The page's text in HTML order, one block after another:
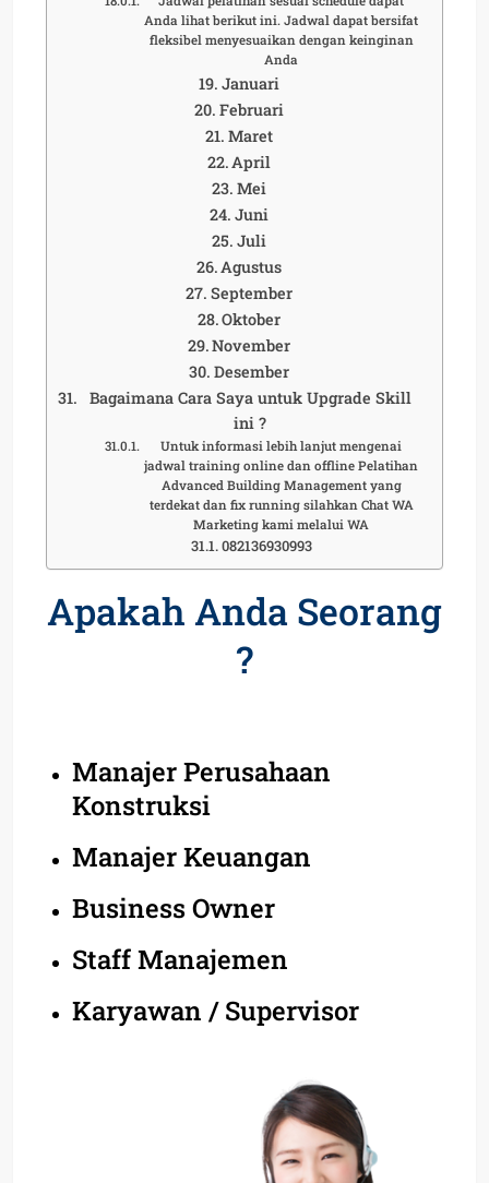
Anda lihat berikut ini. Jadwal dapat bersifat
fleksibel menyesuaikan dengan keinginan
Anda
Januari
Februari
Maret
April
Mei
Juni
Juli
Agustus
September
Oktober
November
Desember
Bagaimana Cara Saya untuk Upgrade Skill
ini ?
Untuk informasi lebih lanjut mengenai
jadwal training online dan offline Pelatihan
Advanced Building Management yang
terdekat dan fix running silahkan Chat WA
Marketing kami melalui WA
082136930993
Apakah Anda Seorang
?
Manajer Perusahaan
Konstruksi
Manajer Keuangan
Business Owner
Staff Manajemen
Karyawan / Supervisor